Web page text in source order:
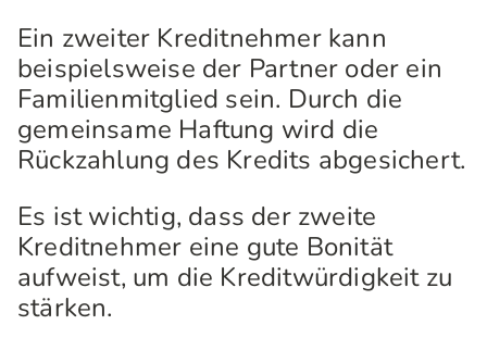
Ein zweiter Kreditnehmer kann
beispielsweise der Partner oder ein
Familienmitglied sein. Durch die
gemeinsame Haftung wird die
Rückzahlung des Kredits abgesichert.
Es ist wichtig, dass der zweite
Kreditnehmer eine gute Bonität
aufweist, um die Kreditwürdigkeit zu
stärken.